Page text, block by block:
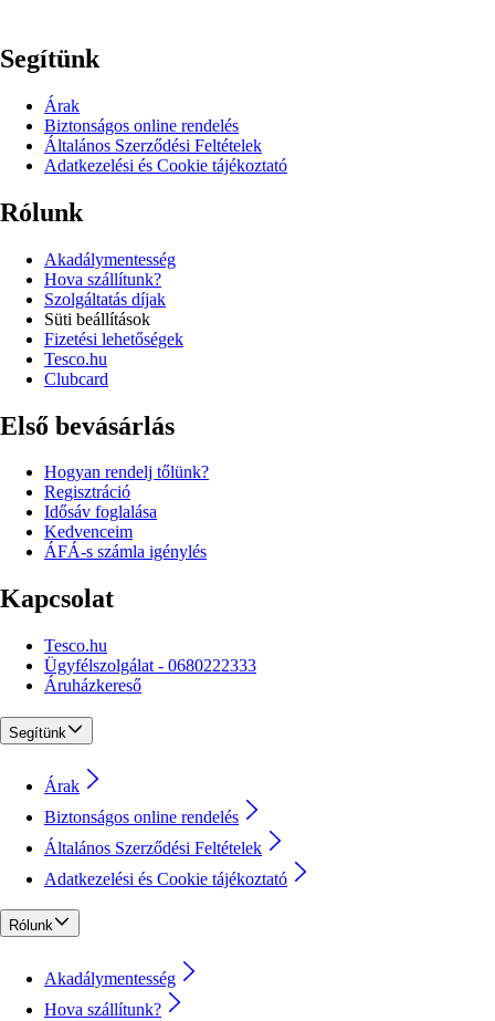
Segítünk
Árak
Biztonságos online rendelés
Általános Szerződési Feltételek
Adatkezelési és Cookie tájékoztató
Rólunk
Akadálymentesség
Hova szállítunk?
Szolgáltatás díjak
Süti beállítások
Fizetési lehetőségek
Tesco.hu
Clubcard
Első bevásárlás
Hogyan rendelj tőlünk?
Regisztráció
Idősáv foglalása
Kedvenceim
ÁFÁ-s számla igénylés
Kapcsolat
Tesco.hu
Ügyfélszolgálat - 0680222333
Áruházkereső
Segítünk
Árak
Biztonságos online rendelés
Általános Szerződési Feltételek
Adatkezelési és Cookie tájékoztató
Rólunk
Akadálymentesség
Hova szállítunk?